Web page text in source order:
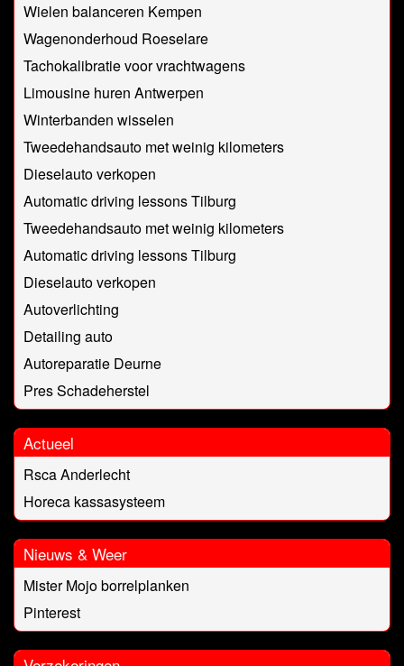
Wielen balanceren Kempen
Wagenonderhoud Roeselare
Tachokalibratie voor vrachtwagens
Limousine huren Antwerpen
Winterbanden wisselen
Tweedehandsauto met weinig kilometers
Dieselauto verkopen
Automatic driving lessons Tilburg
Tweedehandsauto met weinig kilometers
Automatic driving lessons Tilburg
Dieselauto verkopen
Autoverlichting
Detailing auto
Autoreparatie Deurne
Pres Schadeherstel
Actueel
Rsca Anderlecht
Horeca kassasysteem
Nieuws & Weer
Mister Mojo borrelplanken
Pinterest